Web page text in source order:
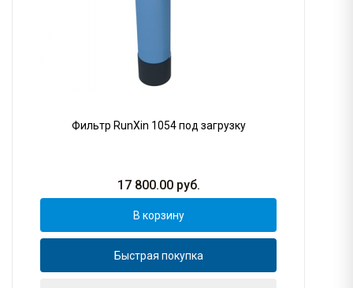
Фильтр RunXin 1054 под загрузку
17 800.00руб.
В корзину
Быстрая покупка